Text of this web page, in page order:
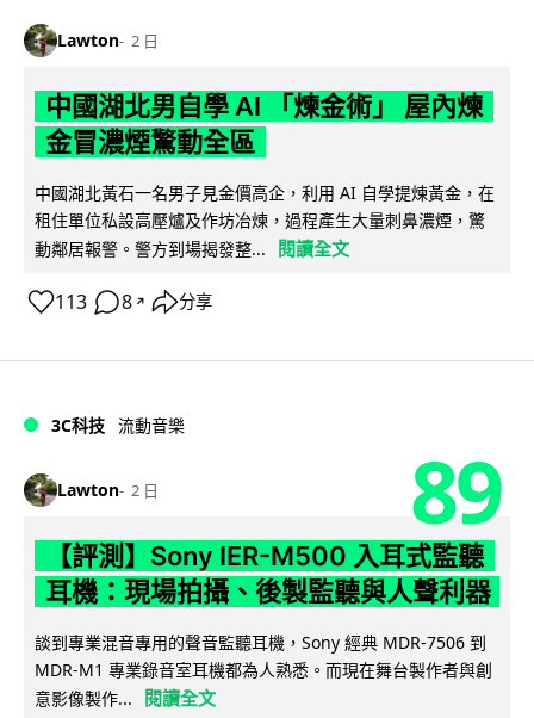
Lawton 2 日
中國湖北男自學 AI 「煉金術」 屋內煉
金冒濃煙驚動全區
中國湖北黃石一名男子見金價高企，利用 AI 自學提煉黃金，在
租住單位私設高壓爐及作坊冶煉，過程產生大量刺鼻濃煙，驚
動鄰居報警。警方到場揭發整...
閱讀全文
113 8 ↗ 分享
3C科技 流動音樂
Lawton 2 日 89
【評測】Sony IER-M500 入耳式監聽
耳機：現場拍攝、後製監聽與人聲利器
談到專業混音專用的聲音監聽耳機，Sony 經典 MDR-7506 到
MDR-M1 專業錄音室耳機都為人熟悉。而現在舞台製作者與創
意影像製作...
閱讀全文